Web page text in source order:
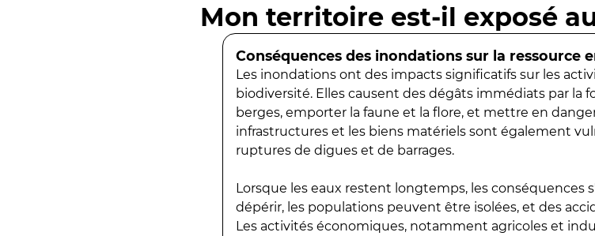
Mon territoire est-il exposé
Conséquences des inondations sur la ressource
Les inondations ont des impacts significatifs sur les
biodiversité. Elles causent des dégâts immédiats par la
berges, emporter la faune et la flore, et mettre en
infrastructures et les biens matériels sont également
ruptures de digues et de barrages.
Lorsque les eaux restent longtemps, les conséquences
dépérir, les populations peuvent être isolées, et des
Les activités économiques, notamment agricoles et